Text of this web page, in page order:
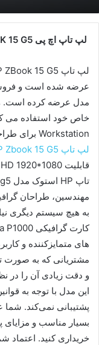
لپ تاپ اچ پی HP ZBOOK 15 G5:
مدل عرضه کرده است.
Workstation برای طراحان و مهندسان و ویرایشگران ویدیو است.
لپ تاپ HP Zbook 15 G5
به هیچ سیستم دیگری
مشتریانی که به
پشتیبانی نمی‌کند. شما
خریداری کنید. اعتماد